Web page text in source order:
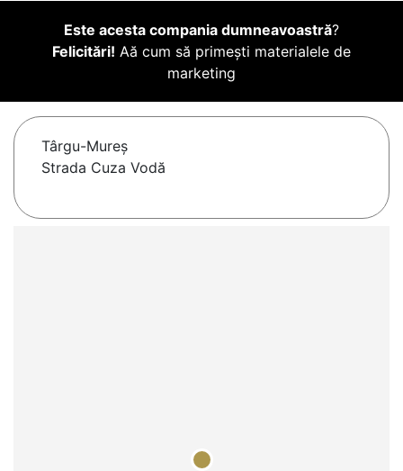
Este acesta compania dumneavoastră?
Felicitări! Aă cum să primești materialele de
marketing
Târgu-Mureş
Strada Cuza Vodă